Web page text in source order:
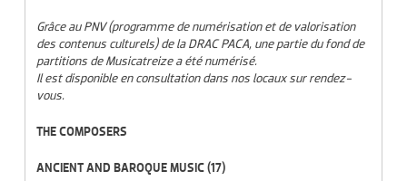
Grâce au PNV (programme de numérisation et de valorisation
des contenus culturels) de la DRAC PACA, une partie du fond de
partitions de Musicatreize a été numérisé.
Il est disponible en consultation dans nos locaux sur rendez-
vous.
THE COMPOSERS
ANCIENT AND BAROQUE MUSIC(17)